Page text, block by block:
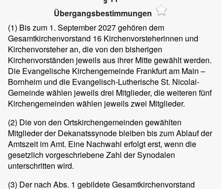
Übergangsbestimmungen
(1) Bis zum 1. September 2027 gehören dem
Gesamtkirchenvorstand 16 Kirchenvorsteherinnen und
Kirchenvorsteher an, die von den bisherigen
Kirchenvorständen jeweils aus ihrer Mitte gewählt werden.
Die Evangelische Kirchengemeinde Frankfurt am Main –
Bornheim und die Evangelisch-Lutherische St. Nicolai-
Gemeinde wählen jeweils drei Mitglieder, die weiteren fünf
Kirchengemeinden wählen jeweils zwei Mitglieder.
(2) Die von den Ortskirchengemeinden gewählten
Mitglieder der Dekanatssynode bleiben bis zum Ablauf der
Amtszeit im Amt. Eine Nachwahl erfolgt erst, wenn die
gesetzlich vorgeschriebene Zahl der Synodalen
unterschritten wird.
(3) Der nach Abs. 1 gebildete Gesamtkirchenvorstand